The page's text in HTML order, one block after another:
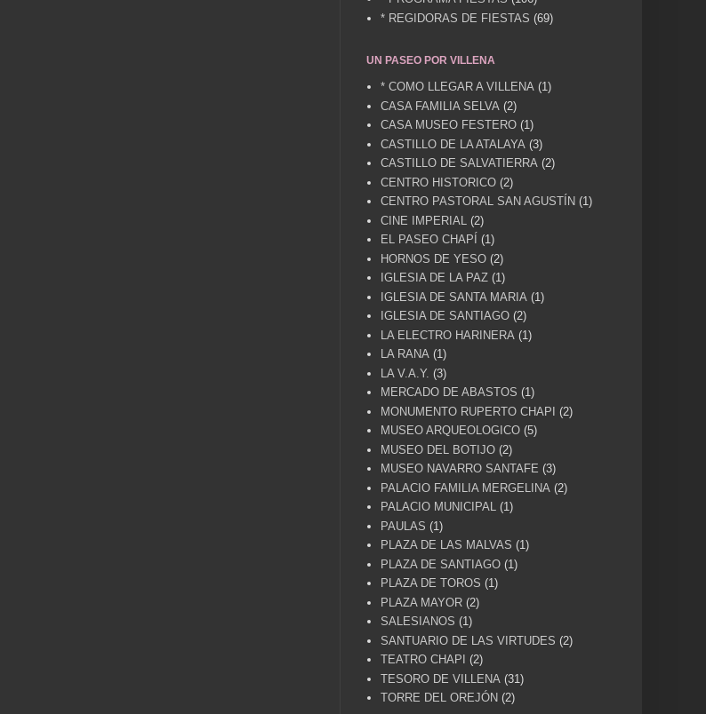
* REGIDORAS DE FIESTAS (69)
UN PASEO POR VILLENA
* COMO LLEGAR A VILLENA (1)
CASA FAMILIA SELVA (2)
CASA MUSEO FESTERO (1)
CASTILLO DE LA ATALAYA (3)
CASTILLO DE SALVATIERRA (2)
CENTRO HISTORICO (2)
CENTRO PASTORAL SAN AGUSTÍN (1)
CINE IMPERIAL
(2)
EL PASEO CHAPÍ
(1)
HORNOS DE YESO (2)
IGLESIA DE LA PAZ (1)
IGLESIA DE SANTA MARIA (1)
IGLESIA DE SANTIAGO (2)
LA ELECTRO HARINERA (1)
LA RANA (1)
LA V.A.Y. (3)
MERCADO DE ABASTOS (1)
MONUMENTO RUPERTO CHAPI
(2)
MUSEO ARQUEOLOGICO (5)
MUSEO DEL BOTIJO (2)
MUSEO NAVARRO SANTAFE (3)
PALACIO FAMILIA MERGELINA (2)
PALACIO MUNICIPAL (1)
PAULAS (1)
PLAZA DE LAS MALVAS (1)
PLAZA DE SANTIAGO (1)
PLAZA DE TOROS (1)
PLAZA MAYOR (2)
SALESIANOS (1)
SANTUARIO DE LAS VIRTUDES (2)
TEATRO CHAPI
(2)
TESORO DE VILLENA (31)
TORRE DEL OREJÓN (2)